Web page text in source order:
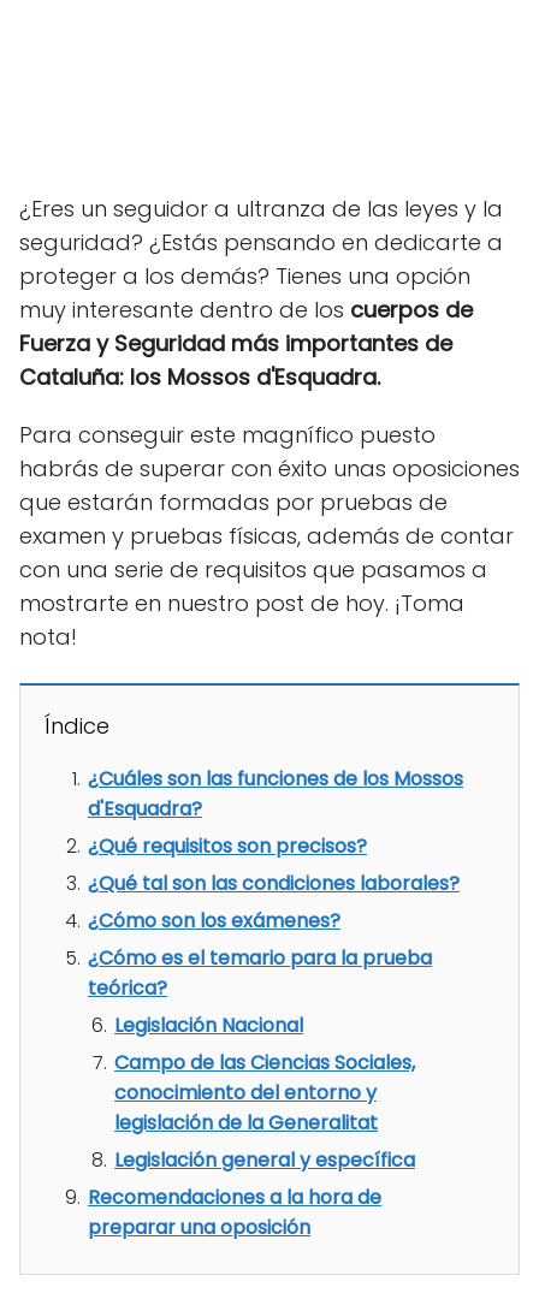
¿Eres un seguidor a ultranza de las leyes y la
seguridad? ¿Estás pensando en dedicarte a
proteger a los demás? Tienes una opción
muy interesante dentro de los cuerpos de
Fuerza y Seguridad más importantes de
Cataluña: los Mossos d'Esquadra.
Para conseguir este magnífico puesto
habrás de superar con éxito unas oposiciones
que estarán formadas por pruebas de
examen y pruebas físicas, además de contar
con una serie de requisitos que pasamos a
mostrarte en nuestro post de hoy. ¡Toma
nota!
Índice
¿Cuáles son las funciones de los Mossos
d'Esquadra?
¿Qué requisitos son precisos?
¿Qué tal son las condiciones laborales?
¿Cómo son los exámenes?
¿Cómo es el temario para la prueba
teórica?
Legislación Nacional
Campo de las Ciencias Sociales,
conocimiento del entorno y
legislación de la Generalitat
Legislación general y específica
Recomendaciones a la hora de
preparar una oposición